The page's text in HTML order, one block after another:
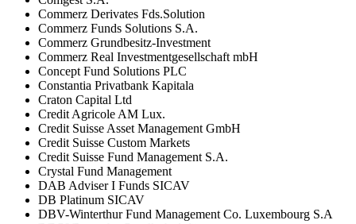
Commerz Derivates Fds.Solution
Commerz Funds Solutions S.A.
Commerz Grundbesitz-Investment
Commerz Real Investmentgesellschaft mbH
Concept Fund Solutions PLC
Constantia Privatbank Kapitala
Craton Capital Ltd
Credit Agricole AM Lux.
Credit Suisse Asset Management GmbH
Credit Suisse Custom Markets
Credit Suisse Fund Management S.A.
Crystal Fund Management
DAB Adviser I Funds SICAV
DB Platinum SICAV
DBV-Winterthur Fund Management Co. Luxembourg S.A